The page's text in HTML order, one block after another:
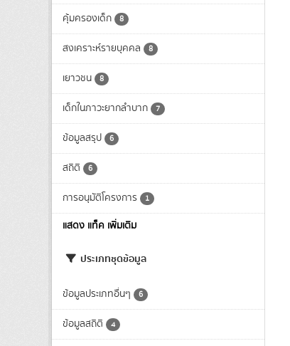
คุ้มครองเด็ก 8
สงเคราะห์รายบุคคล 8
เยาวชน 8
เด็กในภาวะยากลำบาก 7
ข้อมูลสรุป 6
สถิติ 6
การอนุมัติโครงการ 1
แสดง แท็ค เพิ่มเติม
ประเภทชุดข้อมูล
ข้อมูลประเภทอื่นๆ 6
ข้อมูลสถิติ 4